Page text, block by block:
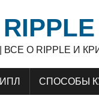
О RIPPLE И
СПОСОБЫ